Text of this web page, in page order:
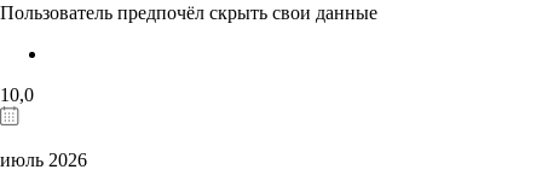
Пользователь предпочёл скрыть свои данные
10,0
июль 2026